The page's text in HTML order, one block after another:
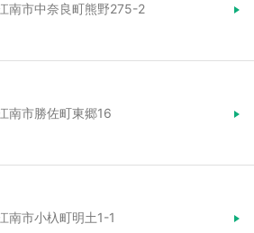
南市中奈良町熊野275-2
南市勝佐町東郷16
市小杁町明土1-1